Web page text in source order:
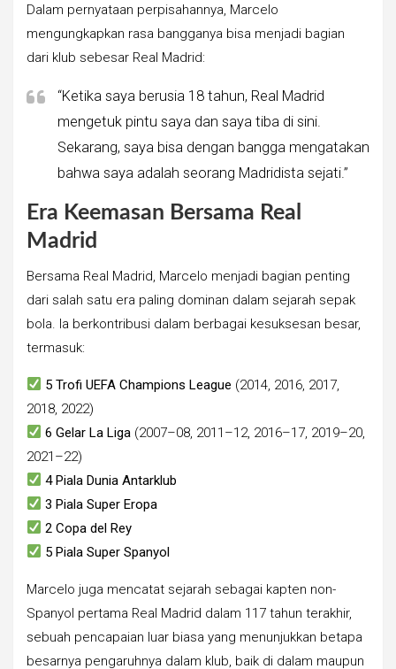
Dalam pernyataan perpisahannya, Marcelo
mengungkapkan rasa bangganya bisa menjadi bagian
dari klub sebesar Real Madrid:
“Ketika saya berusia 18 tahun, Real Madrid
mengetuk pintu saya dan saya tiba di sini.
Sekarang, saya bisa dengan bangga mengatakan
bahwa saya adalah seorang Madridista sejati.”
Era Keemasan Bersama Real
Madrid
Bersama Real Madrid, Marcelo menjadi bagian penting
dari salah satu era paling dominan dalam sejarah sepak
bola. Ia berkontribusi dalam berbagai kesuksesan besar,
termasuk:
5 Trofi UEFA Champions League (2014, 2016, 2017,
2018, 2022)
6 Gelar La Liga (2007–08, 2011–12, 2016–17, 2019–20,
2021–22)
4 Piala Dunia Antarklub
3 Piala Super Eropa
2 Copa del Rey
5 Piala Super Spanyol
Marcelo juga mencatat sejarah sebagai kapten non-
Spanyol pertama Real Madrid dalam 117 tahun terakhir,
sebuah pencapaian luar biasa yang menunjukkan betapa
besarnya pengaruhnya dalam klub, baik di dalam maupun